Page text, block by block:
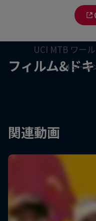
フィルム&ド
作品名【フ
UCI MTB ワー
4 シーズ
関連動画